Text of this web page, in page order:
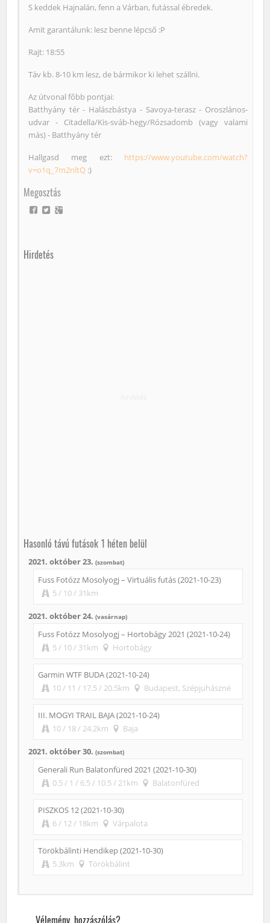
S keddek Hajnalán, fenn a Várban, futással ébredek.
Amit garantálunk: lesz benne lépcső :P
Rajt: 18:55
Táv kb. 8-10 km lesz, de bármikor ki lehet szállni.
Az útvonal főbb pontjai:
Batthyány tér - Halászbástya - Savoya-terasz - Oroszlános-
udvar - Citadella/Kis-sváb-hegy/Rózsadomb (vagy valami
más) - Batthyány tér
Hallgasd meg ezt: https://www.youtube.com/watch?
v=o1q_7m2nltQ :)
Megosztás
Hirdetés
Hasonló távú futások 1 héten belül
2021. október 23. (szombat)
Fuss Fotózz Mosolyogj – Virtuális futás (2021-10-23)
5 / 10 / 31km
2021. október 24. (vasárnap)
Fuss Fotózz Mosolyogj – Hortobágy 2021 (2021-10-24)
5 / 10 / 31km
Hortobágy
Garmin WTF BUDA (2021-10-24)
10 / 11 / 17.5 / 20.5km
Budapest, Szépjuhászné
III. MOGYI TRAIL BAJA (2021-10-24)
10 / 18 / 24.2km
Baja
2021. október 30. (szombat)
Generali Run Balatonfüred 2021 (2021-10-30)
0.5 / 1 / 6.5 / 10.5 / 21km
Balatonfüred
PISZKOS 12 (2021-10-30)
6 / 12 / 18km
Várpalota
Törökbálinti Hendikep (2021-10-30)
5.3km
Törökbálint
Vélemény, hozzászólás?